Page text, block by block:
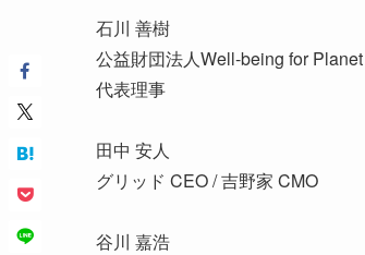
石川 善樹
公益財団法人Well-being for
代表理事
田中 安人
グリッド CEO / 吉野家 CMO
谷川 嘉浩